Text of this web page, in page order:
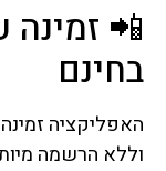
📲 זמינה
בחינם
האפליקציה
וללא הרשמה